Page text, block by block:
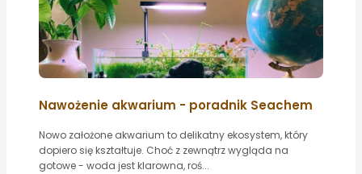
Nawożenie akwarium - poradnik Seachem
Nowo założone akwarium to delikatny ekosystem, który
dopiero się kształtuje. Choć z zewnątrz wygląda na
gotowe - woda jest klarowna, roś...